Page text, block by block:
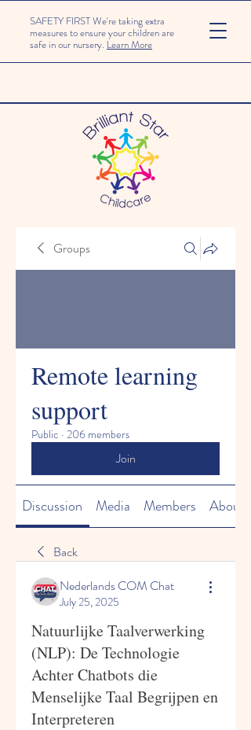
SAFETY FIRST We're taking extra
measures to ensure your children are
safe in our nursery. Learn More
Groups
Remote learning
support
Public · 206 members
Join
Discussion Media Members About
Back
Nederlands COM Chat
July 25, 2025
Natuurlijke Taalverwerking
(NLP): De Technologie
Achter Chatbots die
Menselijke Taal Begrijpen en
Interpreteren